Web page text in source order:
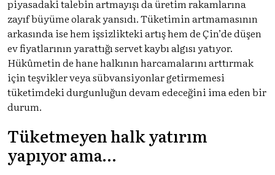
piyasadaki talebin artmayışı da üretim rakamlarına
zayıf büyüme olarak yansıdı. Tüketimin artmamasının
arkasında ise hem işsizlikteki artış hem de Çin’de düşen
ev fiyatlarının yarattığı servet kaybı algısı yatıyor.
Hükûmetin de hane halkının harcamalarını arttırmak
için teşvikler veya sübvansiyonlar getirmemesi
tüketimdeki durgunluğun devam edeceğini ima eden bir
durum.
Tüketmeyen halk yatırım
yapıyor ama…